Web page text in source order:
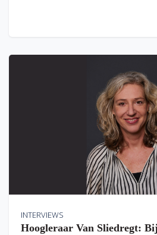
INTERVIEWS
Hoogleraar Van Sliedregt: